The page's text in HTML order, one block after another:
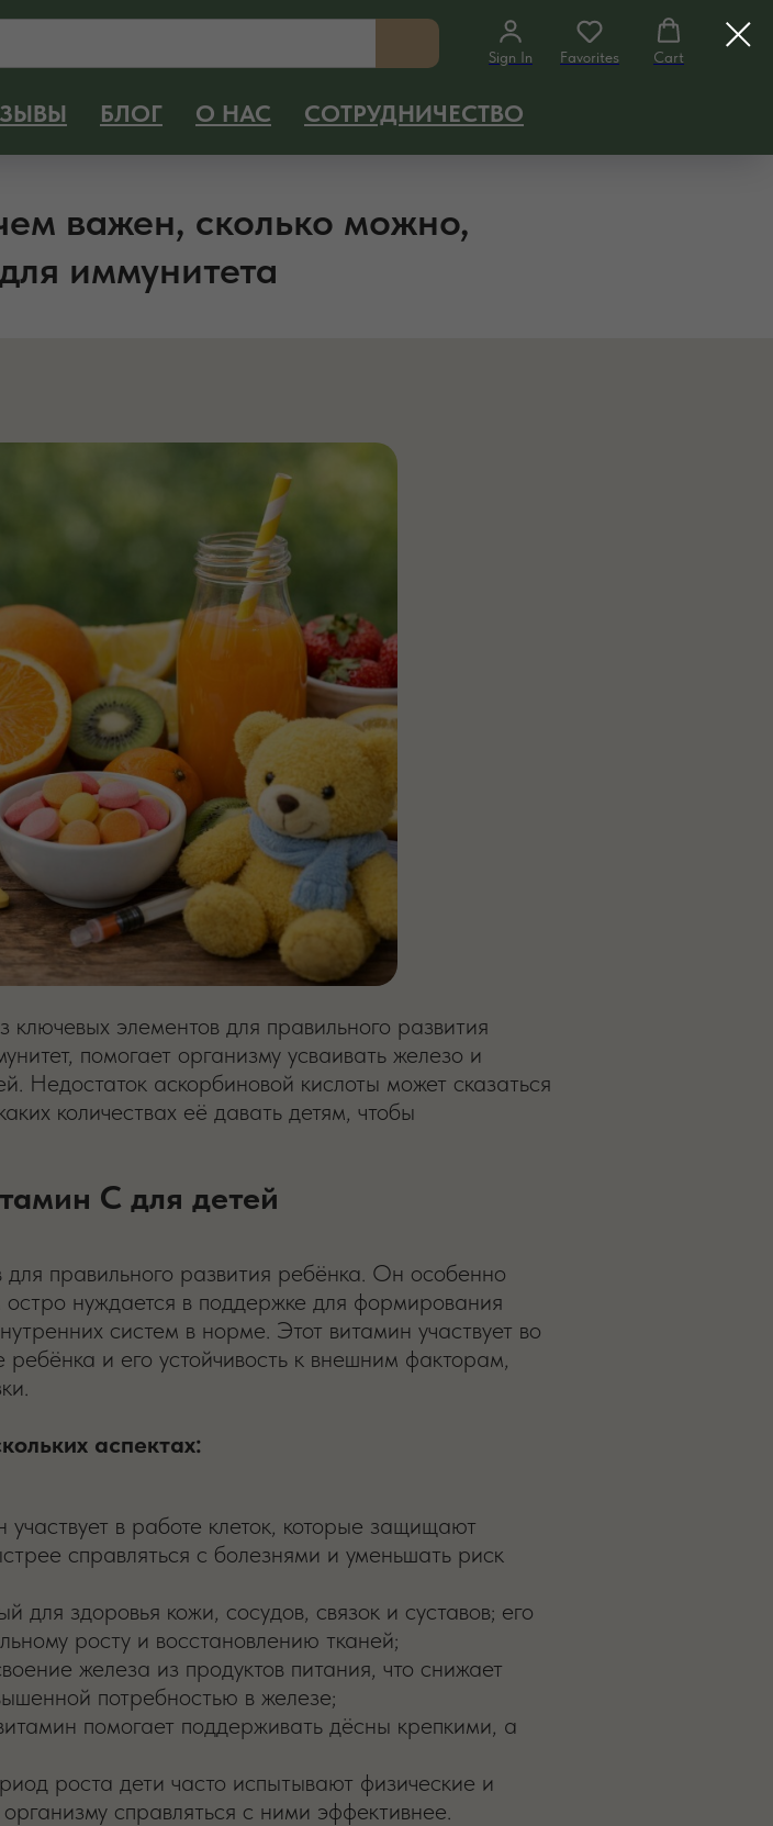
Sign In Favorites Cart
БЛОГ О НАС СОТРУДНИЧЕСТВО
важен, сколько можно,
иммунитета
ключевых элементов для правильного развития
помогает организму усваивать железо и
Недостаток аскорбиновой кислоты может сказаться
количествах её давать детям, чтобы
C для детей
правильного развития ребёнка. Он особенно
нуждается в поддержке для формирования
систем в норме. Этот витамин участвует во
и его устойчивость к внешним факторам,
аспектах:
в работе клеток, которые защищают
справляться с болезнями и уменьшать риск
для здоровья кожи, сосудов, связок и суставов; его
росту и восстановлению тканей;
железа из продуктов питания, что снижает
потребностью в железе;
помогает поддерживать дёсны крепкими, а
роста дети часто испытывают физические и
справляться с ними эффективнее.